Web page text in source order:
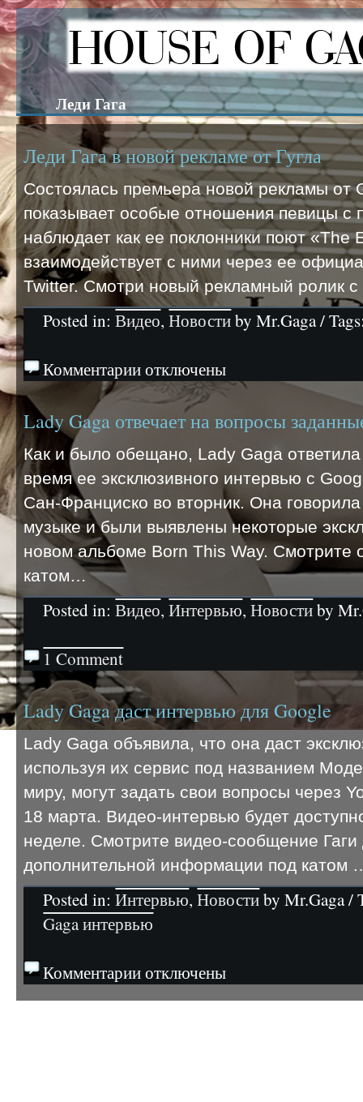
Леди Гага
Леди Гага в новой рекламе от Гугла
Состоялась премьера новой рекламы от
показывает особые отношения певицы с
наблюдает как ее поклонники поют «The
взаимодействует с ними через ее
Twitter. Смотри новый рекламный ролик
Posted in:Видео,Новостиby Mr.Gaga /
Комментарии отключены
Lady Gaga отвечает на вопросы
Как и было обещано, Lady Gaga
время ее эксклюзивного интервью с
Сан-Франциско во вторник. Она
музыке и были выявлены некоторые
новом альбоме Born This Way. Смотрите
катом…
Posted in:Видео,Интервью,Новостиby
1 Comment
Lady Gaga даст интервью для Google
Lady Gaga объявила, что она даст
используя их сервис под названием
миру, могут задать свои вопросы через
18 марта. Видео-интервью будет
неделе. Смотрите видео-сообщение Гаги
дополнительной информации под катом
Posted in:Интервью,Новостиby Mr.Gaga /
Gaga интервью
Комментарии отключены